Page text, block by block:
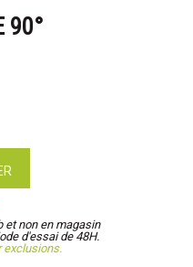
90°
et non en magasin
d'essai de 48H.
exclusions.